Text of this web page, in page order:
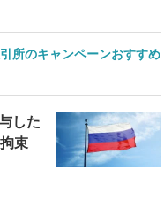
所のキャンペーンおすすめ
した
束